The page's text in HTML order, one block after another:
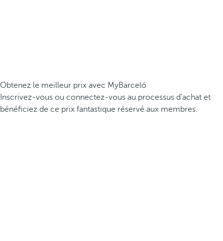
Obtenez le meilleur prix avec MyBarceló
Inscrivez-vous ou connectez-vous au processus d’achat et
bénéficiez de ce prix fantastique réservé aux membres.